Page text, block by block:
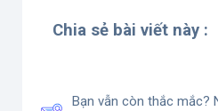
Chia sẻ bài viết này :
Bạn vẫn còn thắc mắc?